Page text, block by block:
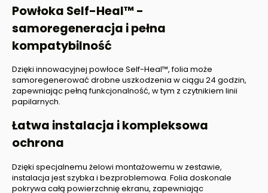
Powłoka Self-Heal™ -
samoregeneracja i pełna
kompatybilność
Dzięki innowacyjnej powłoce Self-Heal™, folia może
samoregenerować drobne uszkodzenia w ciągu 24 godzin,
zapewniając pełną funkcjonalność, w tym z czytnikiem linii
papilarnych.
Łatwa instalacja i kompleksowa
ochrona
Dzięki specjalnemu żelowi montażowemu w zestawie,
instalacja jest szybka i bezproblemowa. Folia doskonale
pokrywa całą powierzchnię ekranu, zapewniając